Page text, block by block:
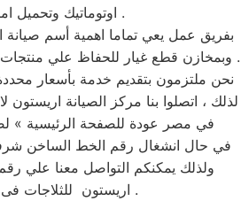
اوتوماتيك وتحميل امامي .
بفريق عمل يعي تماما اهمية أسم صيانة
وبمخازن قطع غيار للحفاظ علي منتجات اريستون دائما بالمقدمة .
نحن ملتزمون بتقديم خدمة بأسعار
لذلك ، اتصلوا بنا مركز الصيانة اريستون
في مصر عودة للصفحة الرئيسية »
في حال انشغال رقم الخط الساخن
ولذلك يمكنكم التواصل معنا علي
اريستون للثلاجات فى العبور .